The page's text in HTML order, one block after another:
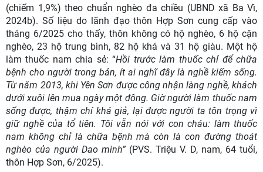
(chiếm 1,9%) theo chuẩn nghèo đa chiều (UBND xã Ba Vì,
2024b). Số liệu do lãnh đạo thôn Hợp Sơn cung cấp vào
tháng 6/2025 cho thấy, thôn không có hộ nghèo, 6 hộ cận
nghèo, 23 hộ trung bình, 82 hộ khá và 31 hộ giàu. Một hộ
làm thuốc nam chia sẻ: “Hồi trước làm thuốc chỉ để chữa
bệnh cho người trong bản, ít ai nghĩ đây là nghề kiếm sống.
Từ năm 2013, khi Yên Sơn được công nhận làng nghề, khách
dưới xuôi lên mua ngày một đông. Giờ người làm thuốc nam
sống được, thậm chí khá giả, lại được người ta tôn trọng vì
giữ nghề của tổ tiên. Tôi vẫn nói với con cháu: làm thuốc
nam không chỉ là chữa bệnh mà còn là con đường thoát
nghèo của người Dao mình” (PVS. Triệu V. D, nam, 64 tuổi,
thôn Hợp Sơn, 6/2025).